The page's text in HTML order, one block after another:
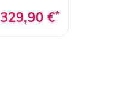
329,90 €*